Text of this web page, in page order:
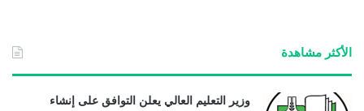
الأكثر مشاهدة
وزير التعليم العالي يعلن التوافق على إنشاء